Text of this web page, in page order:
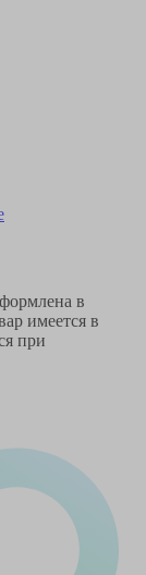
в
имеется в
при